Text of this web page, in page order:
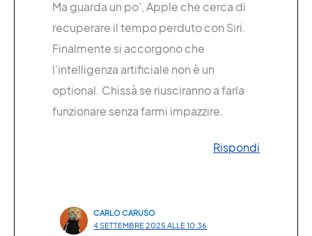
Ma guarda un po’, Apple che cerca di
recuperare il tempo perduto con Siri.
Finalmente si accorgono che
l’intelligenza artificiale non è un
optional. Chissà se riusciranno a farla
funzionare senza farmi impazzire.
Rispondi
CARLO CARUSO
4 SETTEMBRE 2025 ALLE 10:36